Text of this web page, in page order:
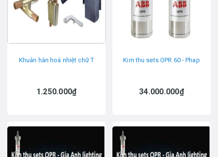
Khuân hàn hoá nhiệt chữ T
1.250.000₫
Kim thu sets OPR 60 - Phap
34.000.000₫